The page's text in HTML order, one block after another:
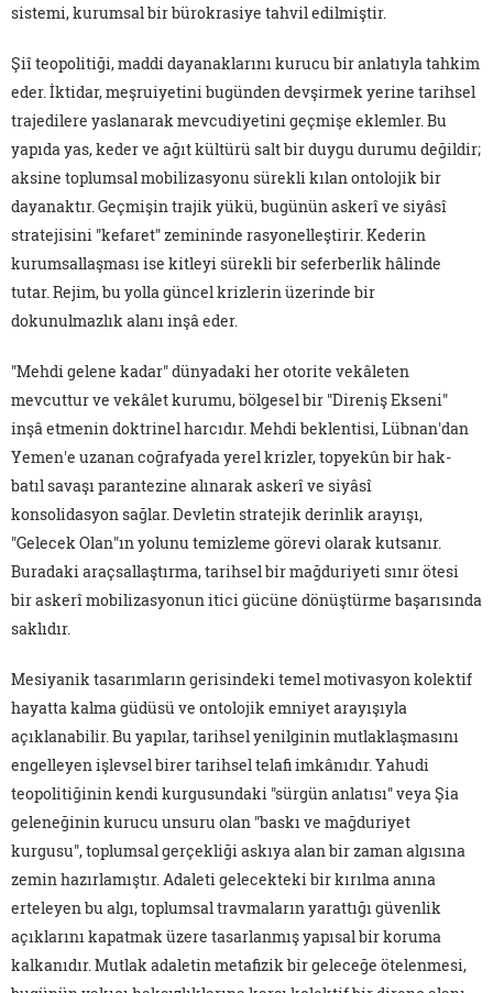
sistemi, kurumsal bir bürokrasiye tahvil edilmiştir.
Şiî teopolitiği, maddi dayanaklarını kurucu bir anlatıyla tahkim
eder. İktidar, meşruiyetini bugünden devşirmek yerine tarihsel
trajedilere yaslanarak mevcudiyetini geçmişe eklemler. Bu
yapıda yas, keder ve ağıt kültürü salt bir duygu durumu değildir;
aksine toplumsal mobilizasyonu sürekli kılan ontolojik bir
dayanaktır. Geçmişin trajik yükü, bugünün askerî ve siyâsî
stratejisini "kefaret" zemininde rasyonelleştirir. Kederin
kurumsallaşması ise kitleyi sürekli bir seferberlik hâlinde
tutar. Rejim, bu yolla güncel krizlerin üzerinde bir
dokunulmazlık alanı inşâ eder.
"Mehdi gelene kadar" dünyadaki her otorite vekâleten
mevcuttur ve vekâlet kurumu, bölgesel bir "Direniş Ekseni"
inşâ etmenin doktrinel harcıdır. Mehdi beklentisi, Lübnan'dan
Yemen'e uzanan coğrafyada yerel krizler, topyekûn bir hak-
batıl savaşı parantezine alınarak askerî ve siyâsî
konsolidasyon sağlar. Devletin stratejik derinlik arayışı,
"Gelecek Olan"ın yolunu temizleme görevi olarak kutsanır.
Buradaki araçsallaştırma, tarihsel bir mağduriyeti sınır ötesi
bir askerî mobilizasyonun itici gücüne dönüştürme başarısında
saklıdır.
Mesiyanik tasarımların gerisindeki temel motivasyon kolektif
hayatta kalma güdüsü ve ontolojik emniyet arayışıyla
açıklanabilir. Bu yapılar, tarihsel yenilginin mutlaklaşmasını
engelleyen işlevsel birer tarihsel telafi imkânıdır. Yahudi
teopolitiğinin kendi kurgusundaki "sürgün anlatısı" veya Şia
geleneğinin kurucu unsuru olan "baskı ve mağduriyet
kurgusu", toplumsal gerçekliği askıya alan bir zaman algısına
zemin hazırlamıştır. Adaleti gelecekteki bir kırılma anına
erteleyen bu algı, toplumsal travmaların yarattığı güvenlik
açıklarını kapatmak üzere tasarlanmış yapısal bir koruma
kalkanıdır. Mutlak adaletin metafizik bir geleceğe ötelenmesi,